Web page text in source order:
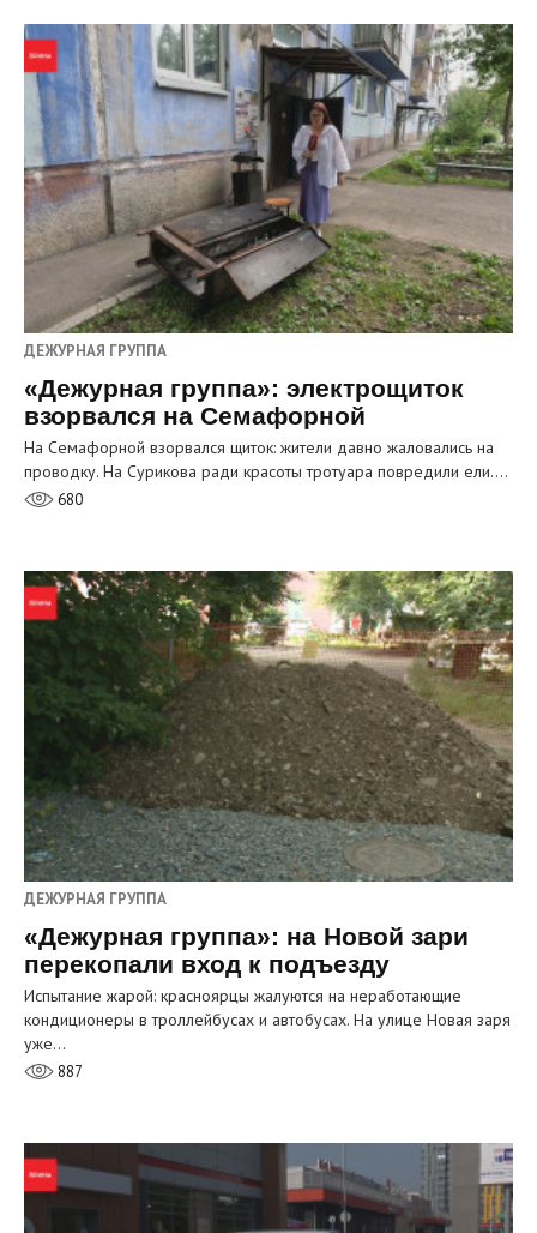
ДЕЖУРНАЯ ГРУППА
«Дежурная группа»: электрощиток
взорвался на Семафорной
На Семафорной взорвался щиток: жители давно жаловались на
проводку. На Сурикова ради красоты тротуара повредили ели.…
680
ДЕЖУРНАЯ ГРУППА
«Дежурная группа»: на Новой зари
перекопали вход к подъезду
Испытание жарой: красноярцы жалуются на неработающие
кондиционеры в троллейбусах и автобусах. На улице Новая заря
уже…
887